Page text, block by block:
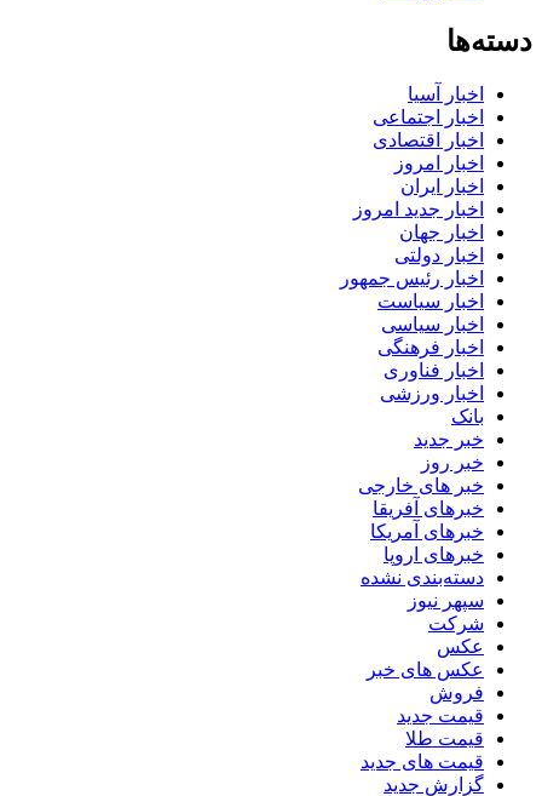
دسته‌ها
اخبار آسیا
اخبار اجتماعی
اخبار اقتصادی
اخبار امروز
اخبار ایران
اخبار جدید امروز
اخبار جهان
اخبار دولتی
اخبار رئیس جمهور
اخبار سیاست
اخبار سیاسی
اخبار فرهنگی
اخبار فناوری
اخبار ورزشی
بانک
خبر جدید
خبر روز
خبر های خارجی
خبرهای آفریقا
خبرهای آمریکا
خبرهای اروپا
دسته‌بندی نشده
سپهر نیوز
شرکت
عکس
عکس های خبر
فروش
قیمت جدید
قیمت طلا
قیمت های جدید
گزارش جدید